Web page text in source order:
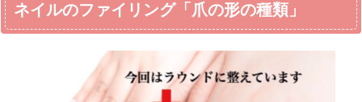
ネイルのファイリング「爪の形の種類」